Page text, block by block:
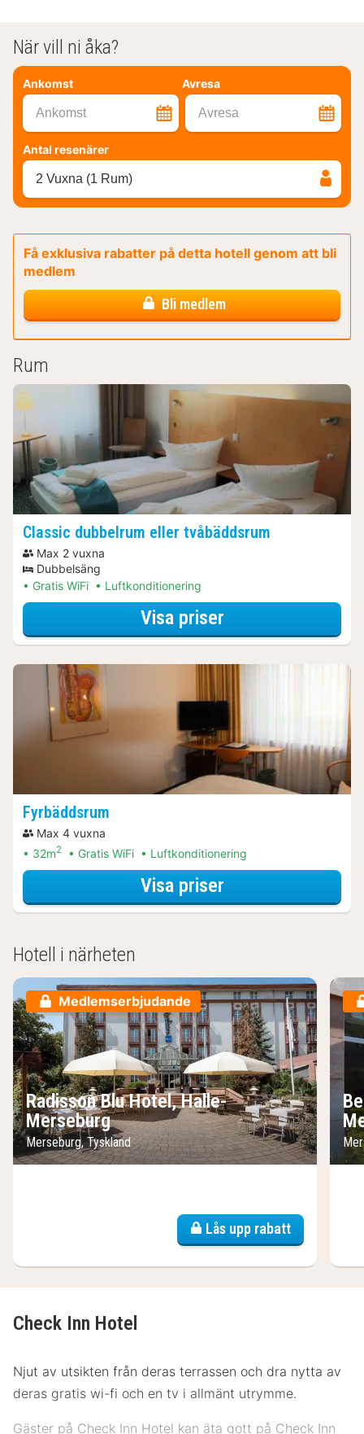
När vill ni åka?
Ankomst Avresa
Ankomst Avresa
Antal resenärer
2 Vuxna (1 Rum)
Få exklusiva rabatter på detta hotell genom att bli
medlem
Bli medlem
Rum
Classic dubbelrum eller tvåbäddsrum
Max 2 vuxna
Dubbelsäng
Gratis WiFi
Luftkonditionering
Visa priserför Classic
Fyrbäddsrum
Max 4 vuxna
32m2 Gratis WiFi Luftkonditionering
Visa priserför Fyrbäddsrum
Hotell i närheten
Medlemserbjudande
Radisson Blu Hotel, Halle-
Merseburg
Merseburg, Tyskland
Lås upp rabatt
Check Inn Hotel
Njut av utsikten från deras terrassen och dra nytta av
deras gratis wi-fi och en tv i allmänt utrymme.
Gäster på Check Inn Hotel kan äta gott på Check Inn